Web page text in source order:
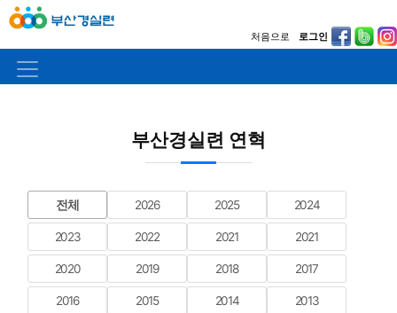
처음으로 로그인
부산경실련 연혁
전체 2026 2025 2024
2023 2022 2021 2021
2020 2019 2018 2017
2016 2015 2014 2013